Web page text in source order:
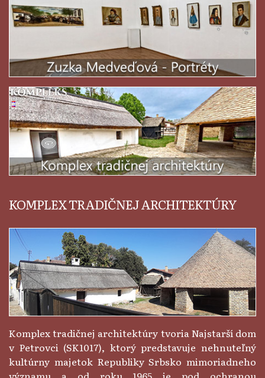
KOMPLEX TRADIČNEJ ARCHITEKTÚRY
Komplex tradičnej architektúry tvoria Najstarší dom
v Petrovci (SK1017), ktorý predstavuje nehnuteľný
kultúrny majetok Republiky Srbsko mimoriadneho